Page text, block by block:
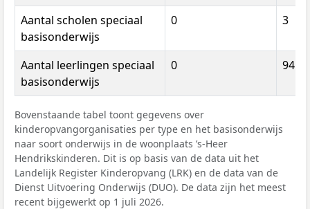
Aantal scholen speciaal
basisonderwijs
0 3
Aantal leerlingen speciaal
basisonderwijs
0 945
Bovenstaande tabel toont gegevens over
kinderopvangorganisaties per type en het basisonderwijs
naar soort onderwijs in de woonplaats ’s-Heer
Hendrikskinderen. Dit is op basis van de data uit het
Landelijk Register Kinderopvang (LRK) en de data van de
Dienst Uitvoering Onderwijs (DUO). De data zijn het meest
recent bijgewerkt op 1 juli 2026.